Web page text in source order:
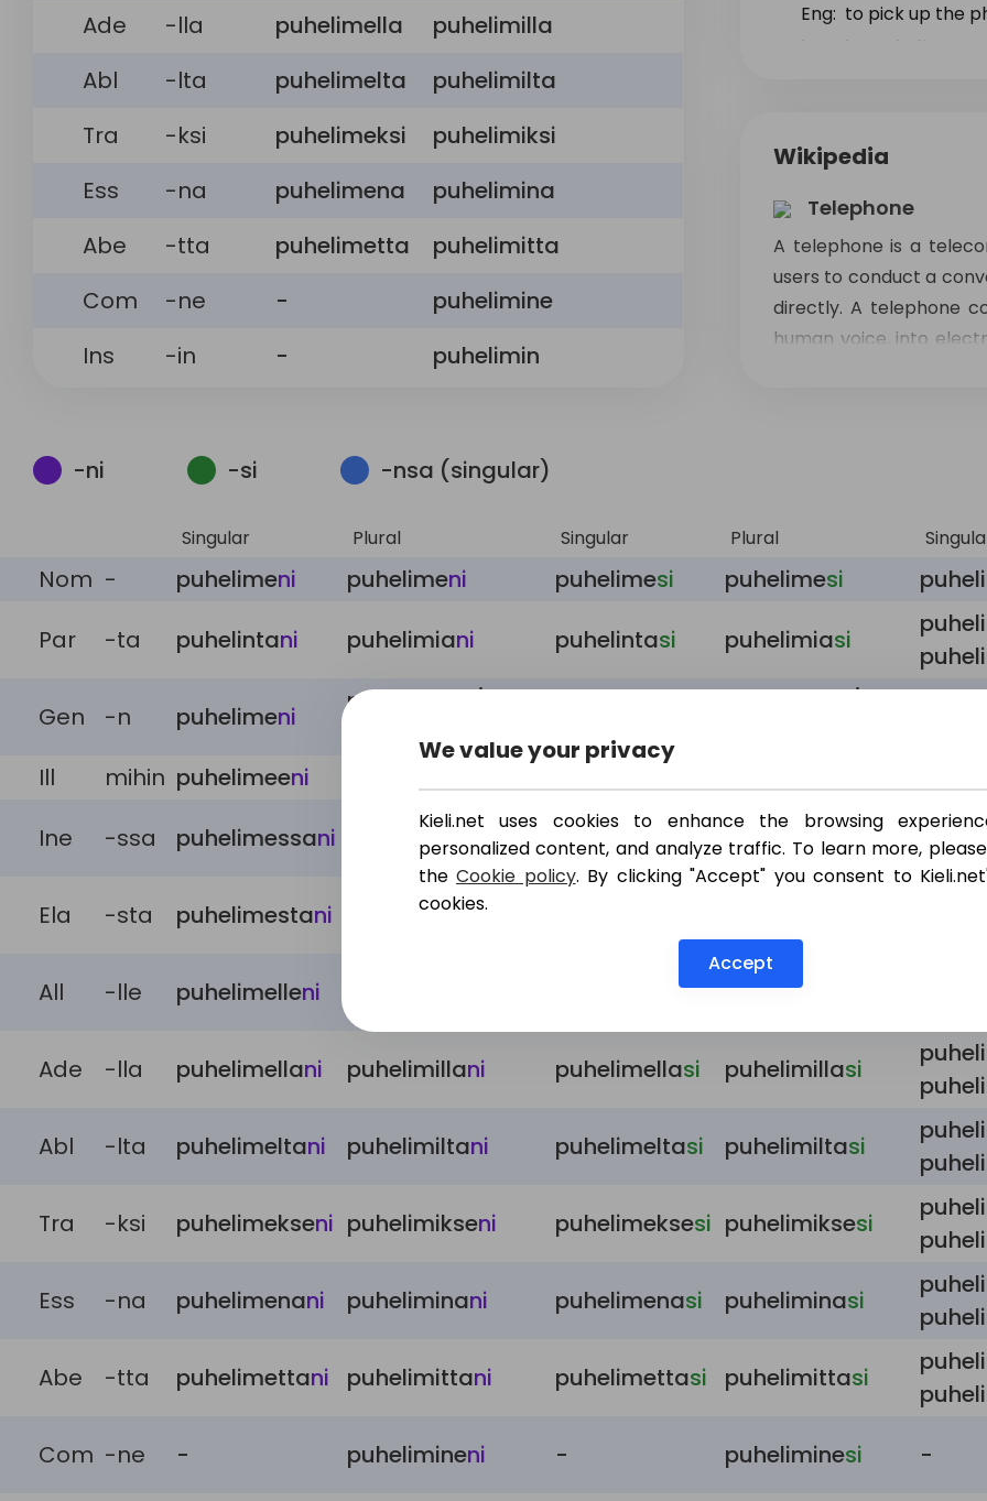
Ade
-lla puhelimella
puhelimilla
Abl
-lta puhelimelta
puhelimilta
Tra
-ksi puhelimeksi
puhelimiksi
Ess
-na puhelimena
puhelimina
Abe
-tta puhelimetta
puhelimitta
Com
-ne -
puhelimine
Ins
-in - puhelimin
Eng: to pick up the
Short
for
Wikipedia
Telephone
A telephone is a
users to conduct a
directly. A telephone
human voice, into
other communication
-ni -si -nsa (singular)
Singular Plural Singular Plural
Nom - puhelimeni puhelimeni puhelimesi puhelimesi
Par
-ta puhelintani puhelimiani puhelintasi puhelimiasi
Gen
-n puhelimeni
puhelinte
Ill
mihin puhelimeeni
Ine
-ssa puhelimessani puhelimissani puhelimessasi puhelimissasi
Ela
-sta puhelimestani puhelimistani
All
-lle puhelimelleni puhelimellesi puhelimille
Ade
-lla puhelimellani puhelimillani puhelimellasi puhelimillasi
Abl
-lta puhelimeltani puhelimiltani puhelimeltasi puhelimiltasi
Tra
-ksi puhelimekseni puhelimikseni puhelimeksesi puhelimiksesi
Ess
-na puhelimenani puheliminani puhelimenasi puheliminasi
Abe
-tta puhelimettani puhelimittani puhelimettasi puhelimittasi
Com -ne - puhelimineni - puheliminesi -
We value your privacy
Kieli.net uses cookies to enhance the browsing
personalized content, and analyze traffic. To learn more,
theCookie policy. By clicking "Accept" you consent to
cookies.
Accept